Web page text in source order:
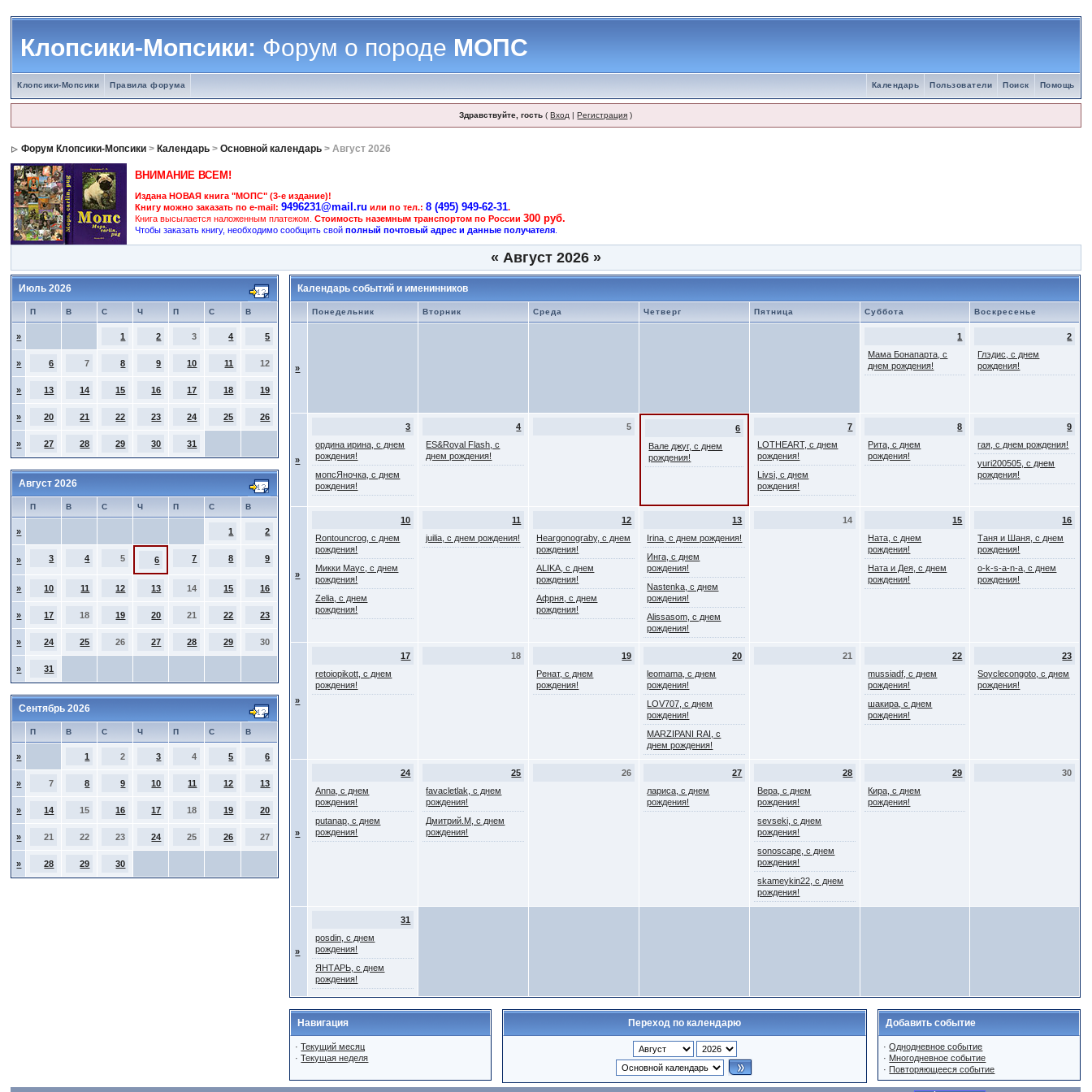
Клопсики-Мопсики:Форум о породеМОПС
Клопсики-Мопсики Правила форума Помощь
Поиск
Пользователи
Календарь
Здравствуйте, гость (Вход |Регистрация )
Форум Клопсики-Мопсики > Календарь >Основной календарь > Август 2026
ВНИМАНИЕ ВСЕМ!
Издана НОВАЯ книга "МОПС" (3-е издание)!
Книгу можно заказать по e-mail:9496231@mail.ru или по тел.:8 (495) 949-62-31.
Книга высылается наложенным платежом.Стоимость наземным транспортом по России300 руб.
Чтобы заказать книгу, необходимо сообщить свойполный почтовый адрес и данные получателя
« Август 2026 »
Июль 2026
П В С Ч П С В
» 1 2 3 4 5
» 6 7 8 9 10 11 12
» 13 14 15 16 17 18 19
» 20 21 22 23 24 25 26
» 27 28 29 30 31
Август 2026
П В С Ч П С В
» 1 2
» 3 4 5 6 7 8 9
» 10 11 12 13 14 15 16
» 17 18 19 20 21 22 23
» 24 25 26 27 28 29 30
» 31
Сентябрь 2026
П В С Ч П С В
» 1 2 3 4 5 6
» 7 8 9 10 11 12 13
» 14 15 16 17 18 19 20
» 21 22 23 24 25 26 27
» 28 29 30
Календарь событий и именинников
Понедельник Вторник Среда Четверг Пятница Суббота Воскресенье
»
1
Мама Бонапарта, с
днем рождения!
2
Глэдис, с днем
рождения!
»
3
ордина ирина, с днем
рождения!
мопсЯночка, с днем
рождения!
4
ES&Royal Flash, с
днем рождения!
5
6
Вале джуг, с днем
рождения!
7
LOTHEART, с днем
рождения!
Livsi, с днем
рождения!
8
Рита, с днем
рождения!
9
гая, с днем рождения!
yuri200505, с днем
рождения!
»
10
Rontouncrog, с днем
рождения!
Микки Маус, с днем
рождения!
Zelia, с днем
рождения!
11
juilia, с днем рождения!
12
Heargonograby, с днем
рождения!
ALIKA, с днем
рождения!
Афрня, с днем
рождения!
13
Irina, с днем рождения!
Инга, с днем
рождения!
Nastenka, с днем
рождения!
Alissasom, с днем
рождения!
14
15
Натa, с днем
рождения!
Ната и Дея, с днем
рождения!
16
Таня и Шаня, с днем
рождения!
o-k-s-a-n-a, с днем
рождения!
»
17
retoiopikott, с днем
рождения!
18
19
Ренат, с днем
рождения!
20
leomama, с днем
рождения!
LOV707, с днем
рождения!
MARZIPANI RAI, с
днем рождения!
21
22
mussiadf, с днем
рождения!
шакира, с днем
рождения!
23
Soyclecongoto, с днем
рождения!
»
24
Anna, с днем
рождения!
putanap, с днем
рождения!
25
favacletlak, с днем
рождения!
Дмитрий.М, с днем
рождения!
26
27
лариса, с днем
рождения!
28
Вера, с днем
рождения!
sevseki, с днем
рождения!
sonoscape, с днем
рождения!
skameykin22, с днем
рождения!
29
Кира, с днем
рождения!
30
»
31
posdin, с днем
рождения!
ЯНТАРЬ, с днем
рождения!
Навигация
·Текущий месяц
·Текущая неделя
Переход по календарю Добавить событие
·Однодневное событие
· Многодневное событие
·Повторяющееся событие